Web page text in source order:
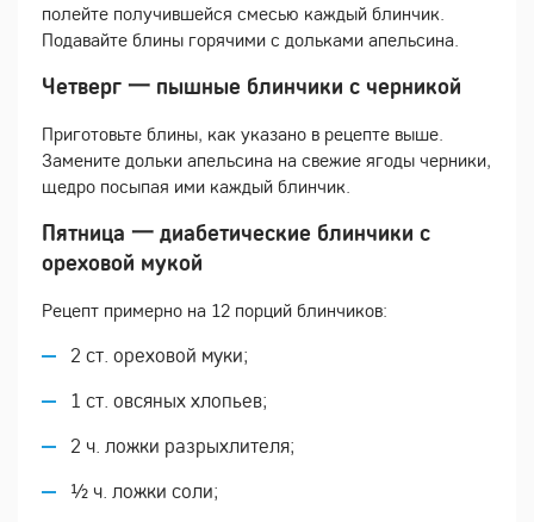
полейте получившейся смесью каждый блинчик.
Подавайте блины горячими с дольками апельсина.
Четверг 一 пышные блинчики с черникой
Приготовьте блины, как указано в рецепте выше.
Замените дольки апельсина на свежие ягоды черники,
щедро посыпая ими каждый блинчик.
Пятница 一 диабетические блинчики с
ореховой мукой
Рецепт примерно на 12 порций блинчиков:
2 ст. ореховой муки;
1 ст. овсяных хлопьев;
2 ч. ложки разрыхлителя;
½ ч. ложки соли;